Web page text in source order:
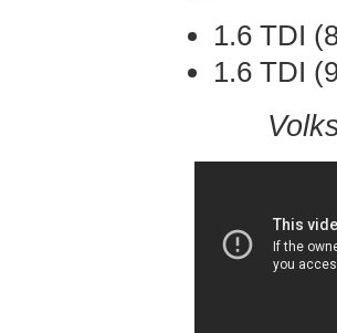
1.6 TDI
1.6 TDI